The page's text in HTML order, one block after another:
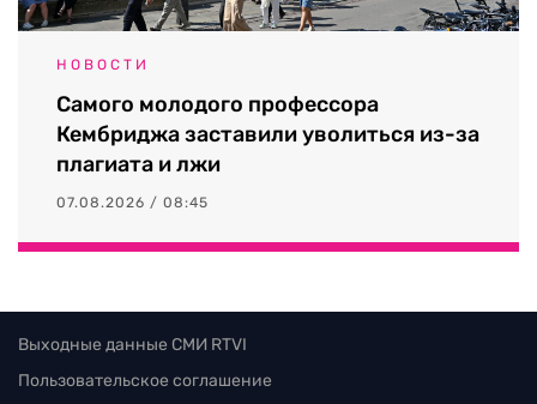
НОВОСТИ
Самого молодого профессора
Кембриджа заставили уволиться из-за
плагиата и лжи
07.08.2026 / 08:45
Выходные данные СМИ RTVI
Пользовательское соглашение